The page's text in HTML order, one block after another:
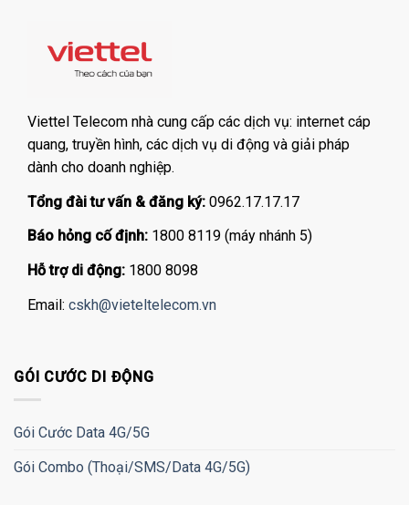
Viettel Telecom nhà cung cấp các dịch vụ: internet cáp
quang, truyền hình, các dịch vụ di động và giải pháp
dành cho doanh nghiệp.
Tổng đài tư vấn & đăng ký: 0962.17.17.17
Báo hỏng cố định: 1800 8119 (máy nhánh 5)
Hỗ trợ di động: 1800 8098
Email: cskh@vieteltelecom.vn
GÓI CƯỚC DI ĐỘNG
Gói Cước Data 4G/5G
Gói Combo (Thoại/SMS/Data 4G/5G)